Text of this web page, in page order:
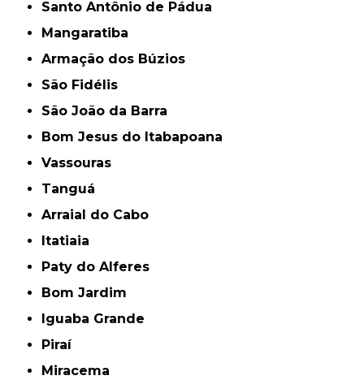
Santo Antônio de Pádua
Mangaratiba
Armação dos Búzios
São Fidélis
São João da Barra
Bom Jesus do Itabapoana
Vassouras
Tanguá
Arraial do Cabo
Itatiaia
Paty do Alferes
Bom Jardim
Iguaba Grande
Piraí
Miracema